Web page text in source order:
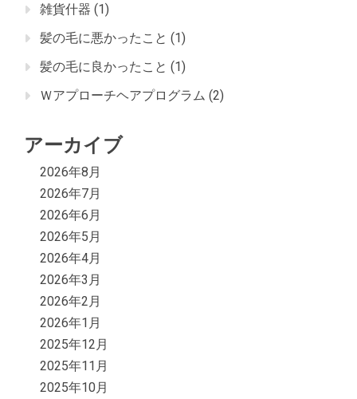
雑貨什器 (1)
髪の毛に悪かったこと (1)
髪の毛に良かったこと (1)
Ｗアプローチヘアプログラム (2)
アーカイブ
2026年8月
2026年7月
2026年6月
2026年5月
2026年4月
2026年3月
2026年2月
2026年1月
2025年12月
2025年11月
2025年10月